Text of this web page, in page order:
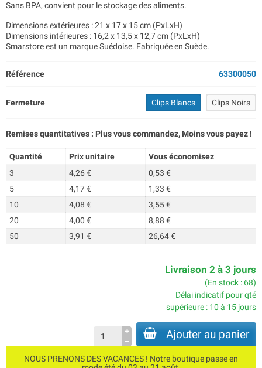
Sans BPA, convient pour le stockage des aliments.
Dimensions extérieures : 21 x 17 x 15 cm (PxLxH)
Dimensions intérieures : 16,2 x 13,5 x 12,7 cm (PxLxH)
Smarstore est un marque Suédoise. Fabriquée en Suède.
Référence 63300050
Fermeture Clips Blancs Clips Noirs
Remises quantitatives : Plus vous commandez, Moins vous payez !
Quantité Prix unitaire
Vous économisez
3
4,26 €
0,53 €
5
4,17 €
1,33 €
10
4,08 €
3,55 €
20
4,00 €
8,88 €
50
3,91 € 26,64 €
Livraison 2 à 3 jours
(En stock : 68)
Délai indicatif pour qté
supérieure : 10 à 15 jours
Ajouter au panier
NOUS PRENONS DES VACANCES ! Notre boutique passe en